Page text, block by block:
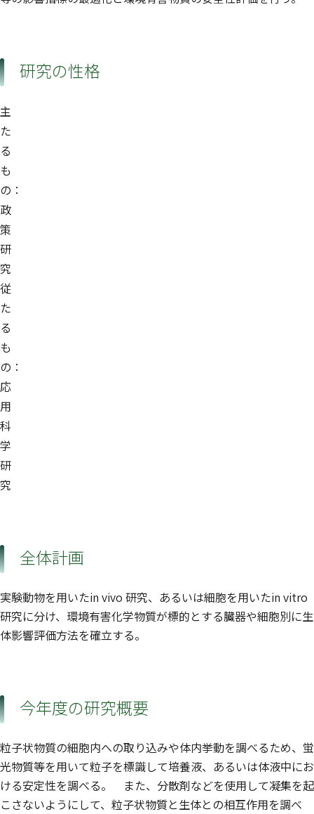
研究の性格
主
た
る
も
の：
政
策
研
究
従
た
る
も
の：
応
用
科
学
研
究
全体計画
実験動物を用いたin vivo 研究、あるいは細胞を用いたin vitro
研究に分け、環境有害化学物質が標的とする臓器や細胞別に生
体影響評価方法を確立する。
今年度の研究概要
粒子状物質の細胞内への取り込みや体内挙動を調べるため、蛍
光物質等を用いて粒子を標識して培養液、あるいは体液中にお
ける安定性を調べる。 また、分散剤などを使用して凝集を起
こさないようにして、粒子状物質と生体との相互作用を調べ